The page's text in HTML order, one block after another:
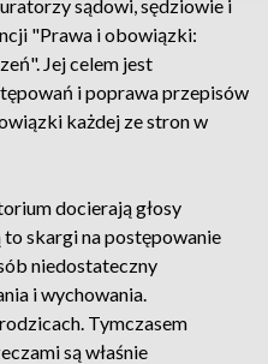
sądowi, sędziowie i
"Prawa i obowiązki:
Jej celem jest
i poprawa przepisów
każdej ze stron w
docierają głosy
skargi na postępowanie
niedostateczny
i wychowania.
Tymczasem
są właśnie